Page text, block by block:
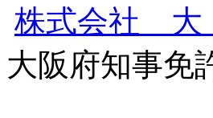
株式会社 大
大阪府知事